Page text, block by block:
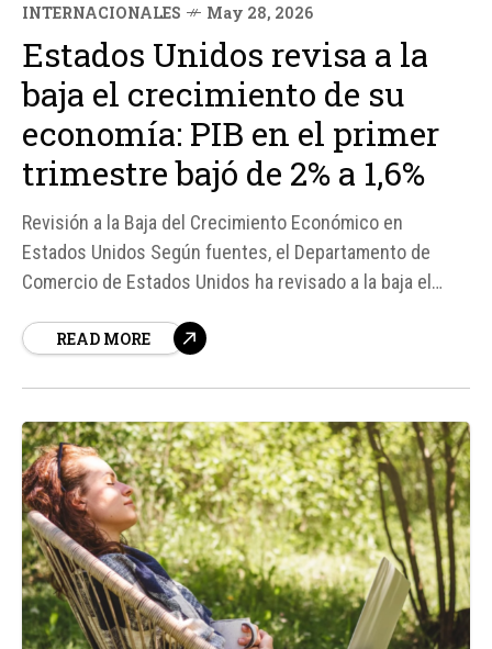
INTERNACIONALES May 28, 2026
Estados Unidos revisa a la
baja el crecimiento de su
economía: PIB en el primer
trimestre bajó de 2% a 1,6%
Revisión a la Baja del Crecimiento Económico en
Estados Unidos Según fuentes, el Departamento de
Comercio de Estados Unidos ha revisado a la baja el
2026, pasando de un 2% inicialmente estimado a un
READ MORE